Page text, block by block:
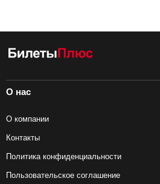
О нас
О компании
Контакты
Политика конфиденциальности
Пользовательское соглашение